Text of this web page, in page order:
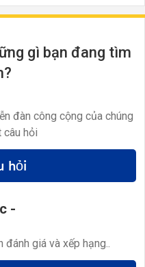
gì bạn đang tìm
đàn công cộng của chúng
hỏi
hỏi
-
giá và xếp hạng..